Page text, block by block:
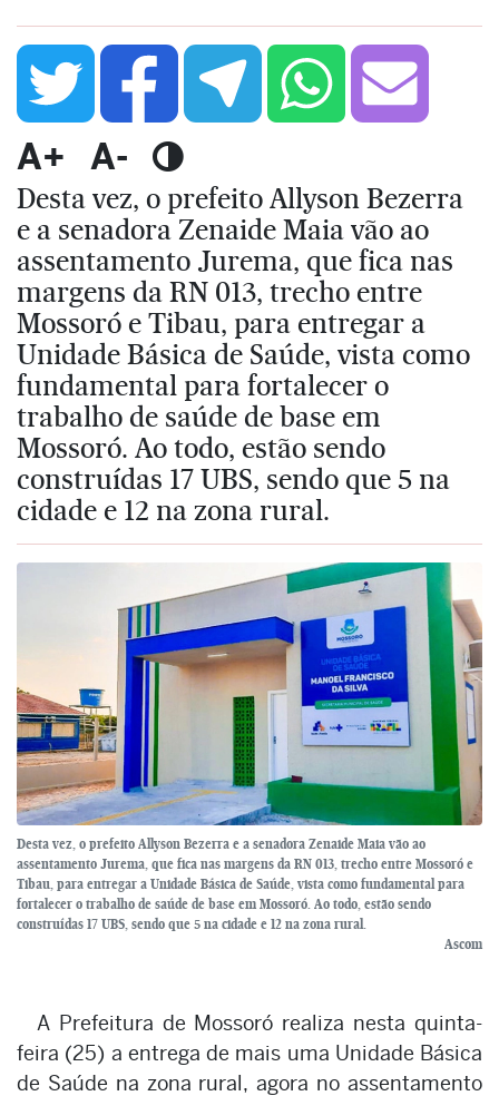
A+ A-
Desta vez, o prefeito Allyson Bezerra
e a senadora Zenaide Maia vão ao
assentamento Jurema, que fica nas
margens da RN 013, trecho entre
Mossoró e Tibau, para entregar a
Unidade Básica de Saúde, vista como
fundamental para fortalecer o
trabalho de saúde de base em
Mossoró. Ao todo, estão sendo
construídas 17 UBS, sendo que 5 na
cidade e 12 na zona rural.
Desta vez, o prefeito Allyson Bezerra e a senadora Zenaide Maia vão ao
assentamento Jurema, que fica nas margens da RN 013, trecho entre Mossoró e
Tibau, para entregar a Unidade Básica de Saúde, vista como fundamental para
fortalecer o trabalho de saúde de base em Mossoró. Ao todo, estão sendo
construídas 17 UBS, sendo que 5 na cidade e 12 na zona rural.
Ascom
A Prefeitura de Mossoró realiza nesta quinta-
feira (25) a entrega de mais uma Unidade Básica
de Saúde na zona rural, agora no assentamento